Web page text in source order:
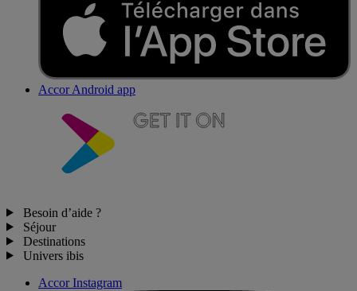
Accor Android app
Besoin d’aide ?
Séjour
Destinations
Univers ibis
Accor Instagram